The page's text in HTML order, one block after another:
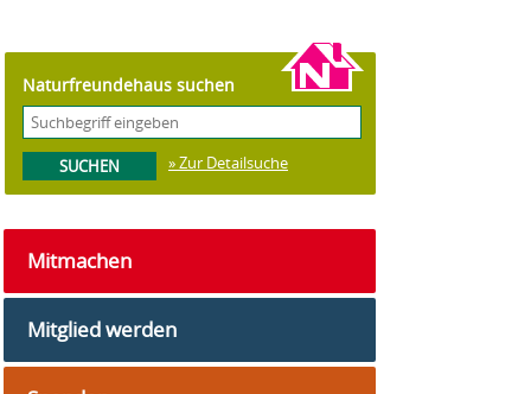
Naturfreundehaus suchen
» Zur Detailsuche
Mitmachen
Mitglied werden